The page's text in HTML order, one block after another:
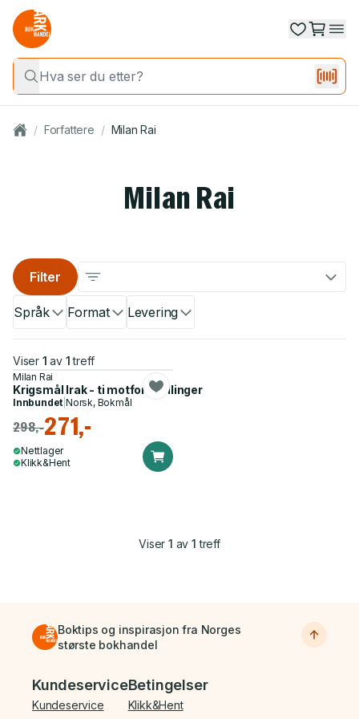
/ Forfattere / Milan Rai
Milan Rai
Språk Format Levering
Filter
Viser 1 av 1 treff
Milan Rai
Krigsmål Irak - ti motforestillinger
Innbundet |Norsk, Bokmål
298,-271,-
Nettlager
Klikk&Hent
Viser1 av 1 treff
Boktips og inspirasjon fra Norges
største bokhandel
Bunnmeny
Kundeservice
Kundeservice
Betingelser
Klikk&Hent